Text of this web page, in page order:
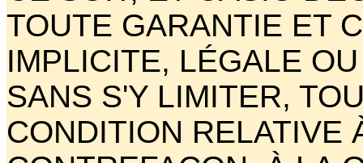
TOUTE GARANTIE ET
IMPLICITE, LÉGALE
SANS S'Y LIMITER,
CONDITION RELATIVE